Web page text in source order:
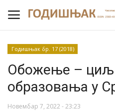
Насловна
ВИЈЕСТИ
Годишњак бр. 17 (2018)
Обожење – циљ
образовања у
Новембар 7, 2022 - 23:23